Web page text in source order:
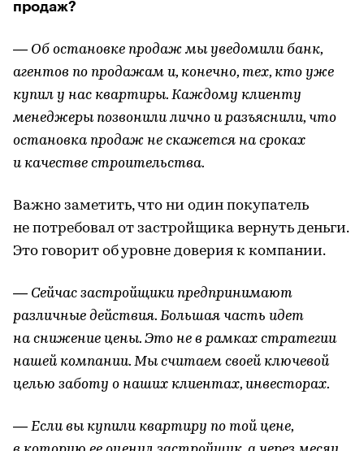
продаж?
— Об остановке продаж мы уведомили банк,
агентов по продажам и, конечно, тех, кто уже
купил у нас квартиры. Каждому клиенту
менеджеры позвонили лично и разъяснили, что
остановка продаж не скажется на сроках
и качестве строительства.
Важно заметить, что ни один покупатель
не потребовал от застройщика вернуть деньги.
Это говорит об уровне доверия к компании.
— Сейчас застройщики предпринимают
различные действия. Большая часть идет
на снижение цены. Это не в рамках стратегии
нашей компании. Мы считаем своей ключевой
целью заботу о наших клиентах, инвесторах.
— Если вы купили квартиру по той цене,